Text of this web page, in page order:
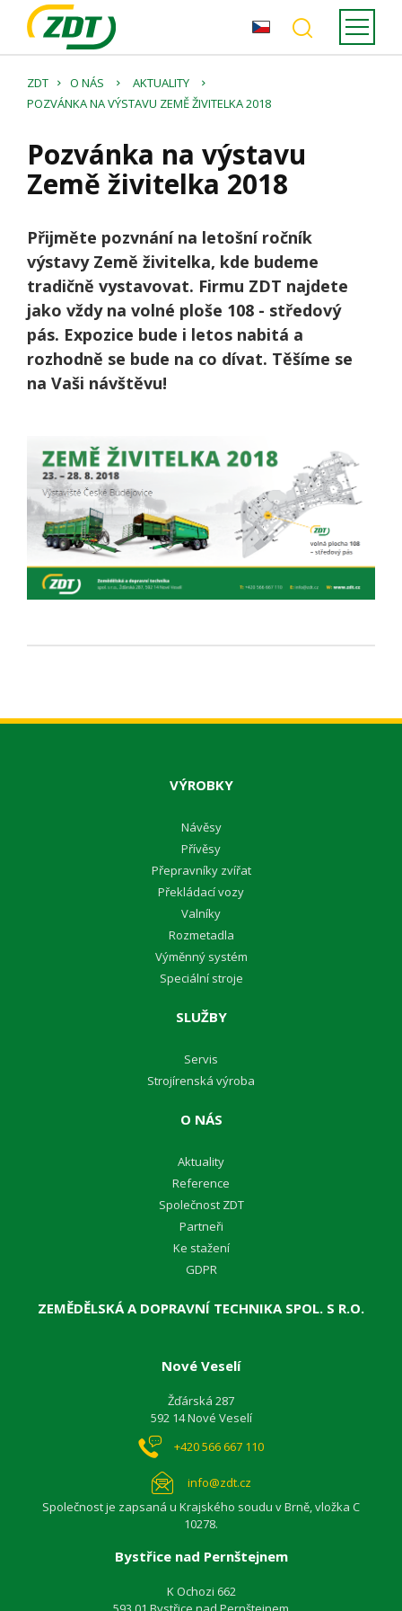
ZDT O NÁS
AKTUALITY
POZVÁNKA NA VÝSTAVU ZEMĚ ŽIVITELKA 2018
Pozvánka na výstavu
Země živitelka 2018
Přijměte pozvnání na letošní ročník
výstavy Země živitelka, kde budeme
tradičně vystavovat. Firmu ZDT najdete
jako vždy na volné ploše 108 - středový
pás. Expozice bude i letos nabitá a
rozhodně se bude na co dívat. Těšíme se
na Vaši návštěvu!
VÝROBKY
Návěsy
Přívěsy
Přepravníky zvířat
Překládací vozy
Valníky
Rozmetadla
Výměnný systém
Speciální stroje
SLUŽBY
Servis
Strojírenská výroba
O NÁS
Aktuality
Reference
Společnost ZDT
Partneři
Ke stažení
GDPR
ZEMĚDĚLSKÁ A DOPRAVNÍ TECHNIKA SPOL. S R.O.
Nové Veselí
Žďárská 287
592 14 Nové Veselí
+420 566 667 110
info@zdt.cz
Společnost je zapsaná u Krajského soudu v Brně, vložka C
10278.
Bystřice nad Pernštejnem
K Ochozi 662